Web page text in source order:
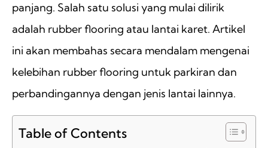
panjang. Salah satu solusi yang mulai dilirik
adalah rubber flooring atau lantai karet. Artikel
ini akan membahas secara mendalam mengenai
kelebihan rubber flooring untuk parkiran dan
perbandingannya dengan jenis lantai lainnya.
Table of Contents